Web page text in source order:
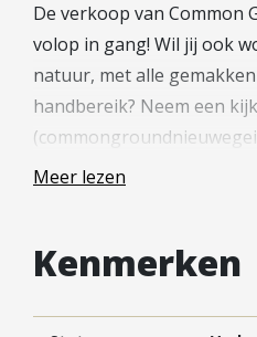
Reviews
Leer ons kennen
Over Ons
FAQ
De verkoop van Common
volop in gang! Wil jij ook
natuur, met alle
handbereik? Neem een
beschikbaarheid en meer
Bij binnenkomst stap je
Meer lezen
Kenmerken